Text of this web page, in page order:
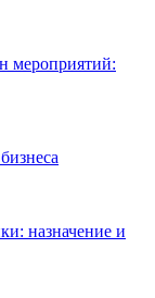
мероприятий:
назначение и